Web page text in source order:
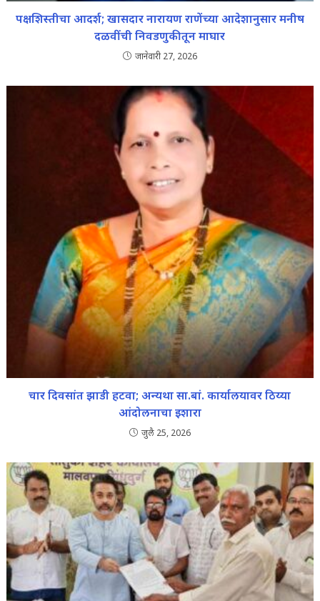
पक्षशिस्तीचा आदर्श; खासदार नारायण राणेंच्या आदेशानुसार मनीष
दळवींची निवडणुकीतून माघार
जानेवारी 27, 2026
चार दिवसांत झाडी हटवा; अन्यथा सा.बां. कार्यालयावर ठिय्या
आंदोलनाचा इशारा
जुलै 25, 2026